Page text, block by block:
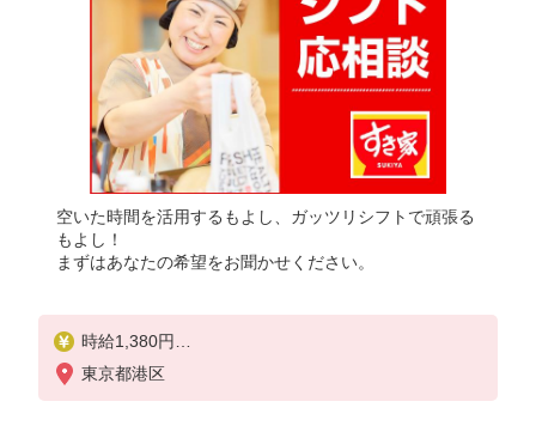
空いた時間を活用するもよし、ガッツリシフトで頑張る
もよし！
まずはあなたの希望をお聞かせください。
時給1,380円
※22:00〜翌5:00：時給1,725円
※高校生時給1,230円
東京都港区